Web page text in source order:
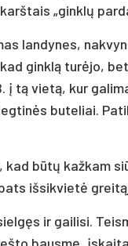
„ginklų
landynes,
ginklą turėjo,
į tą vietą, kur
buteliai.
kad būtų kažkam
išsikvietė
ir gailisi.